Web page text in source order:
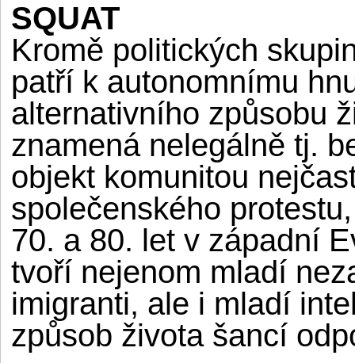
SQUAT
Kromě politických
patří k autonomnímu
alternativního způsobu
znamená nelegálně tj.
objekt komunitou
společenského
70. a 80. let v západní
tvoří nejenom mladí
imigranti, ale i mladí
způsob života šancí